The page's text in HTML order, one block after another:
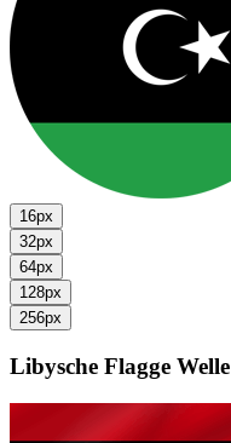
16px
32px
64px
128px
256px
Libysche Flagge Welle